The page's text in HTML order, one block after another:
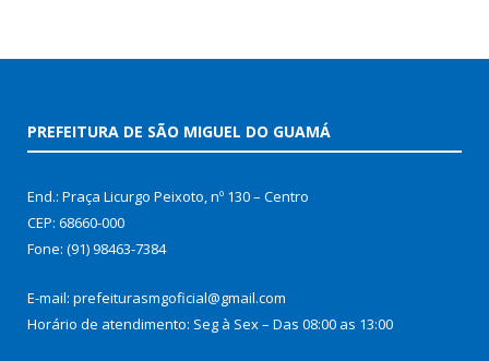
PREFEITURA DE SÃO MIGUEL DO GUAMÁ
End.: Praça Licurgo Peixoto, nº 130 – Centro
CEP: 68660-000
Fone: (91) 98463-7384
E-mail: prefeiturasmgoficial@gmail.com
Horário de atendimento: Seg à Sex – Das 08:00 as 13:00